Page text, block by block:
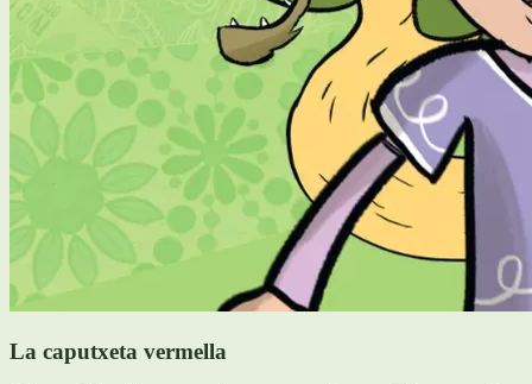
La caputxeta vermella